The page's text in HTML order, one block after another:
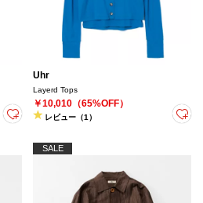
Uhr
Layerd Tops
￥10,010（65%OFF）
レビュー（1）
SALE